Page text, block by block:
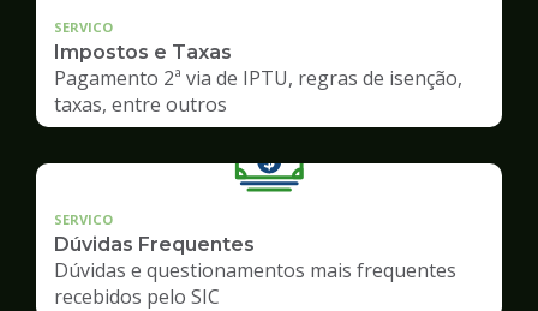
SERVICO
Impostos e Taxas
Pagamento 2ª via de IPTU, regras de isenção,
taxas, entre outros
SERVICO
Dúvidas Frequentes
Dúvidas e questionamentos mais frequentes
recebidos pelo SIC